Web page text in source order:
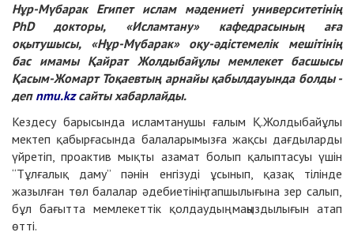
Нұр-Мүбарак Египет ислам мәдениеті университетінің
PhD докторы, «Исламтану» кафедрасының аға
оқытушысы, «Нұр-Мүбарак» оқу-әдістемелік мешітінің
бас имамы Қайрат Жолдыбайұлы мемлекет басшысы
Қасым-Жомарт Тоқаевтың арнайы қабылдауында болды -
деп nmu.kz сайты хабарлайды.
Кездесу барысында исламтанушы ғалым Қ.Жолдыбайұлы
мектеп қабырғасында балаларымызға жақсы дағдыларды
үйретіп, проактив мықты азамат болып қалыптасуы үшін
“Тұлғалық даму” пәнін енгізуді ұсынып, қазақ тілінде
жазылған төл балалар әдебиетінің тапшылығына зер салып,
бұл бағытта мемлекеттік қолдаудың маңыздылығын атап
өтті.